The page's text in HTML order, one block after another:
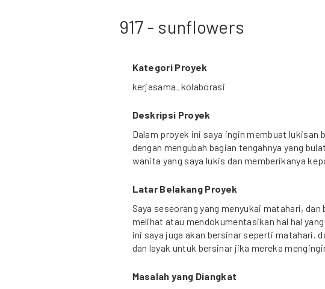
917 - sunflowers
Kategori Proyek
kerjasama_kolaborasi
Deskripsi Proyek
Dalam proyek ini saya ingin membuat lukisan
dengan mengubah bagian tengahnya yang
wanita yang saya lukis dan memberikanya
Latar Belakang Proyek
Saya seseorang yang menyukai matahari,
melihat atau mendokumentasikan hal hal
ini saya juga akan bersinar seperti matahari.
dan layak untuk bersinar jika mereka
Masalah yang Diangkat